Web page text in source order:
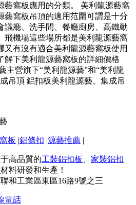
藝窩板應用的分類。 美利龍源藝窩
藝窩板吊頂的適用范圍可謂是十分
議廳、洗手間、餐廳廚房、高鐵動
飛機場這些場所都是美利龍源藝窩
又有沒有適合美利龍源藝窩板使用
解下美利龍源藝窩板的詳細價格
主營旗下“美利龍源藝”和“美利龍
吊頂 鋁扣板美利龍源藝、集成吊
板 |鋁條扣 |源藝推薦 |
高品質的工裝鋁扣板
家裝鋁扣
材料研發和生產！
和工業區東區16路9號之三
電話